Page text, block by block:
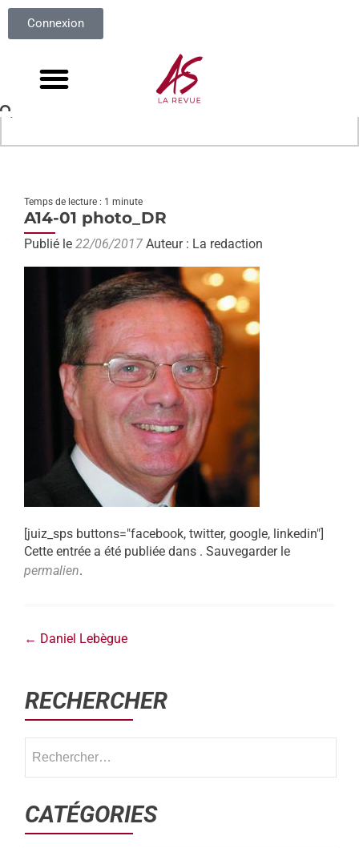
Connexion
Temps de lecture : 1 minute
A14-01 photo_DR
Publié le 22/06/2017 Auteur : La redaction
[juiz_sps buttons="facebook, twitter, google, linkedin"]
Cette entrée a été publiée dans . Sauvegarder le
permalien.
← Daniel Lebègue
RECHERCHER
CATÉGORIES